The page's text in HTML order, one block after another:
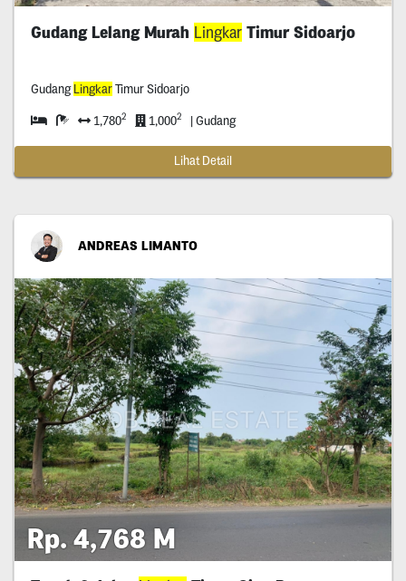
Gudang Lelang Murah LingkarTimur Sidoarjo
GudangLingkarTimur Sidoarjo
1,7802 1,0002 | Gudang
Lihat Detail
ANDREAS LIMANTO
Rp. 4,768 M